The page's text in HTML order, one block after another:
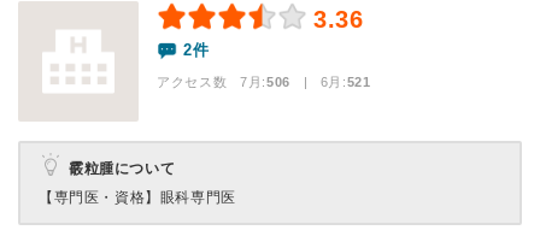
3.36
2件
アクセス数 7月:506 | 6月:521
霰粒腫について
【専門医・資格】 眼科専門医